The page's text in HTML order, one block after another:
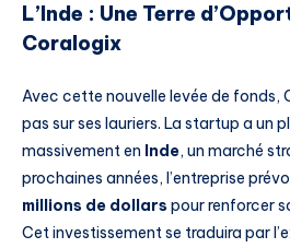
L’Inde : Une Terre
Coralogix
Avec cette nouvelle levée de fonds,
pas sur ses lauriers. La startup a un
massivement en Inde, un marché
prochaines années, l’entreprise
millions de dollars pour renforcer
Cet investissement se traduira par